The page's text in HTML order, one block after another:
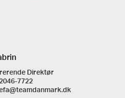
Direktør
7722